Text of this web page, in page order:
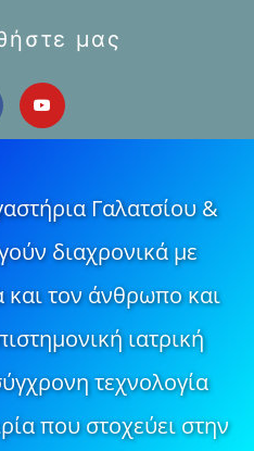
μας
Γαλατσίου &
διαχρονικά με
και τον άνθρωπο και
ιατρική
τεχνολογία
που στοχεύει στην